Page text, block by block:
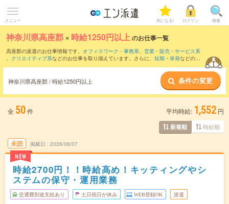
メニュー 気になる! ログイン 検索
神奈川県高座郡 × 時給1250円以上のお仕事一覧
高座郡の派遣のお仕事情報です。 オフィスワーク・事務系、 営業・販売・サービス系
、 クリエイティブ系などのお仕事を取り揃えています。さらに、 短期 ・ 単発などの期
神奈川県高座郡 / 時給1250円以上 条件の変更
全 50件 平均時給: 1,552 円
新着順 時給順
未読
NEW
掲載日 2026/08/07
時給2700円！！時給高め！キッティングやシ
ステムの保守・運用業務
交通費別途支給あり 土日祝日が休み WEB登録OK 派遣